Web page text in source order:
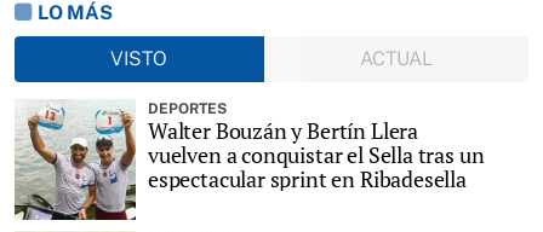
LO MÁS
VISTO
ACTUAL
DEPORTES
Walter Bouzán y Bertín Llera
vuelven a conquistar el Sella tras un
espectacular sprint en Ribadesella